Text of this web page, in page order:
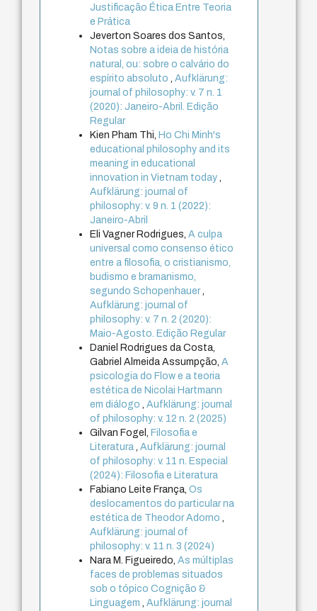
Justificação Ética Entre Teoria
e Prática
Jeverton Soares dos Santos,
Notas sobre a ideia de história
natural, ou: sobre o calvário do
espírito absoluto,Aufklärung:
journal of philosophy: v. 7 n. 1
(2020): Janeiro-Abril. Edição
Regular
Kien Pham Thi, Ho Chi Minh's
educational philosophy and its
meaning in educational
innovation in Vietnam today,
Aufklärung: journal of
philosophy: v. 9 n. 1 (2022):
Janeiro-Abril
Eli Vagner Rodrigues,A culpa
universal como consenso ético
entre a filosofia, o cristianismo,
budismo e bramanismo,
segundo Schopenhauer,
Aufklärung: journal of
philosophy: v. 7 n. 2 (2020):
Maio-Agosto. Edição Regular
Daniel Rodrigues da Costa,
Gabriel Almeida Assumpção,A
psicologia do Flow e a teoria
estética de Nicolai Hartmann
em diálogo,Aufklärung: journal
of philosophy: v. 12 n. 2 (2025)
Gilvan Fogel, Filosofia e
Literatura,Aufklärung: journal
of philosophy: v. 11 n. Especial
(2024): Filosofia e Literatura
Fabiano Leite França,Os
deslocamentos do particular na
estética de Theodor Adorno,
Aufklärung: journal of
philosophy: v. 11 n. 3 (2024)
Nara M. Figueiredo,As múltiplas
faces de problemas situados
sob o tópico Cognição &
Linguagem,Aufklärung: journal